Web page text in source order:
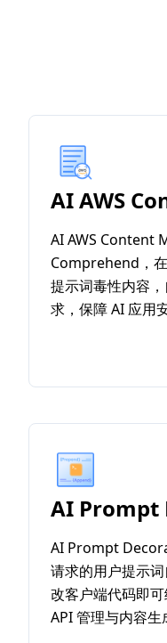
AI AWS
AI AWS Content
Comprehend，
提示词毒性内容
求，保障 AI 应用
AI Prompt
AI Prompt
请求的用户提示
改客户端代码即
API 管理与内容生